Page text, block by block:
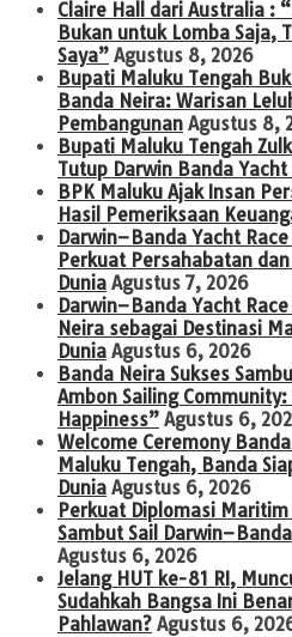
Claire Hall dari Australia :
Bukan untuk Lomba Saja,
Saya” Agustus 8, 2026
Bupati Maluku Tengah
Banda Neira: Warisan
Pembangunan Agustus 8,
Bupati Maluku Tengah
Tutup Darwin Banda Yacht
BPK Maluku Ajak Insan
Hasil Pemeriksaan
Darwin–Banda Yacht
Perkuat Persahabatan
Dunia Agustus 7, 2026
Darwin–Banda Yacht
Neira sebagai Destinasi
Dunia Agustus 6, 2026
Banda Neira Sukses
Ambon Sailing
Happiness” Agustus 6,
Welcome Ceremony
Maluku Tengah, Banda
Dunia Agustus 6, 2026
Perkuat Diplomasi
Sambut Sail
Agustus 6, 2026
Jelang HUT ke-81 RI,
Sudahkah Bangsa Ini
Pahlawan? Agustus 6,